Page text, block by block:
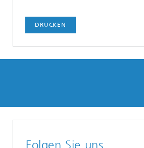
DRUCKEN
Folgen Sie uns